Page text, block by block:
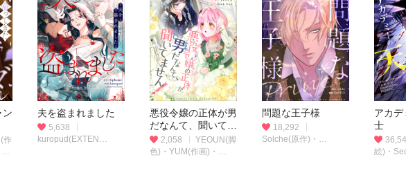
ン
作
夫を盗まれました
5,638
kuropud(EXTEN
悪役令嬢の正体が男
だなんて、聞いてま
せん！
2,058
YEOUN(脚
色)・YUM(作画)・
問題な王子様
18,292
Solche(原作)・
アカデ
士
絵)・